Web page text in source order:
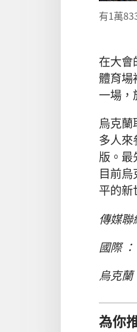
有1萬
在大會
體育
一場，
烏克
多人來
版。最
目前
平的新
傳媒聯
國際
烏克
為你